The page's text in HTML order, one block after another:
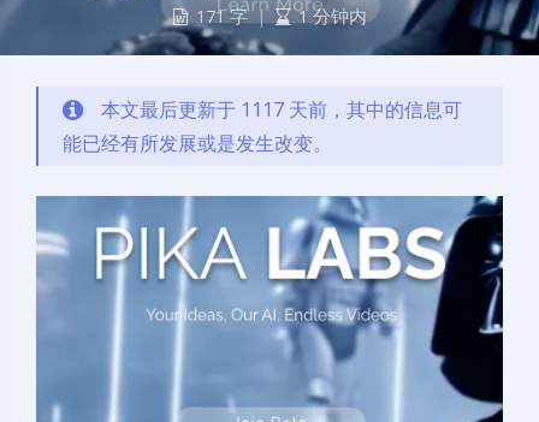
171 字 | 1 分钟内
本文最后更新于 1117 天前，其中的信息可
能已经有所发展或是发生改变。